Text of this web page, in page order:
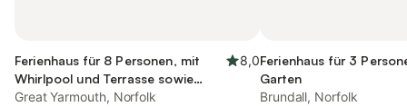
Ferienhaus für 8 Personen, mit
Whirlpool und Terrasse sowie
Garten und Pool
8,0
Great Yarmouth, Norfolk
Ferienhaus für 3
Garten
Brundall, Norfolk